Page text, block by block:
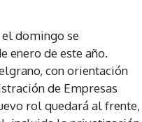
domingo se
enero de este año.
con orientación
de Empresas
rol quedará al frente,